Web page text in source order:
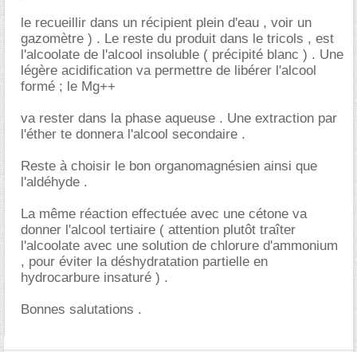
le recueillir dans un récipient plein d'eau , voir un
gazomètre ) . Le reste du produit dans le tricols , est
l'alcoolate de l'alcool insoluble ( précipité blanc ) . Une
légère acidification va permettre de libérer l'alcool
formé ; le Mg++
va rester dans la phase aqueuse . Une extraction par
l'éther te donnera l'alcool secondaire .
Reste à choisir le bon organomagnésien ainsi que
l'aldéhyde .
La même réaction effectuée avec une cétone va
donner l'alcool tertiaire ( attention plutôt traîter
l'alcoolate avec une solution de chlorure d'ammonium
, pour éviter la déshydratation partielle en
hydrocarbure insaturé ) .
Bonnes salutations .